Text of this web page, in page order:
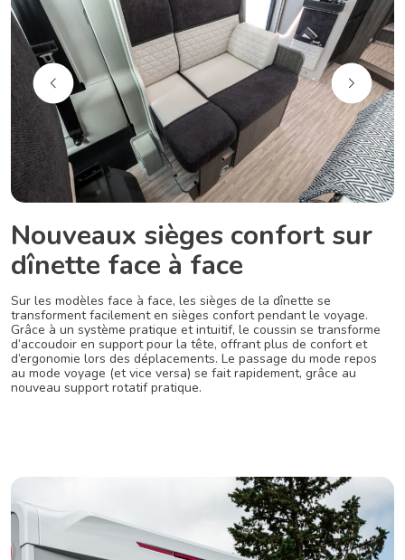
Nouveaux sièges confort sur
dînette face à face
Sur les modèles face à face, les sièges de la dînette se
transforment facilement en sièges confort pendant le voyage.
Grâce à un système pratique et intuitif, le coussin se transforme
d’accoudoir en support pour la tête, offrant plus de confort et
d’ergonomie lors des déplacements. Le passage du mode repos
au mode voyage (et vice versa) se fait rapidement, grâce au
nouveau support rotatif pratique.